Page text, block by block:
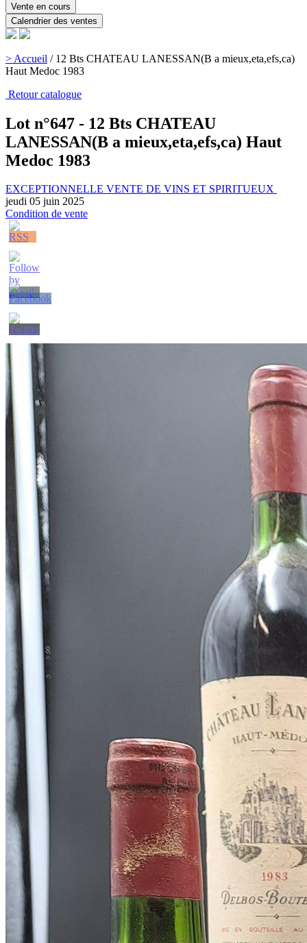
Vente en cours
Calendrier des ventes
> Accueil / 12 Bts CHATEAU LANESSAN(B a mieux,eta,efs,ca)
Haut Medoc 1983
Retour catalogue
Lot n°647 - 12 Bts CHATEAU
LANESSAN(B a mieux,eta,efs,ca) Haut
Medoc 1983
EXCEPTIONNELLE VENTE DE VINS ET SPIRITUEUX
jeudi 05 juin 2025
Condition de vente